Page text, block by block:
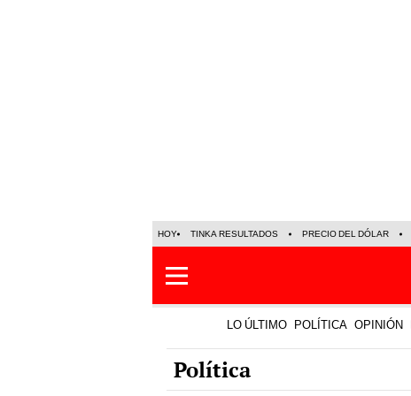
HOY TINKA RESULTADOS PRECIO DEL DÓLAR
LO ÚLTIMO POLÍTICA OPINIÓN
Política